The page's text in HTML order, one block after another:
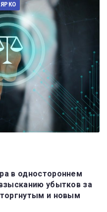
ЯРКО
в одностороннем
убытков за
и новым